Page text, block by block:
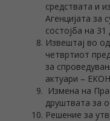
средствата и
Агенцијата за
состојба на
Извештај во
четвртиот
за
актуари –
Измена на
друштвата за
Решение за